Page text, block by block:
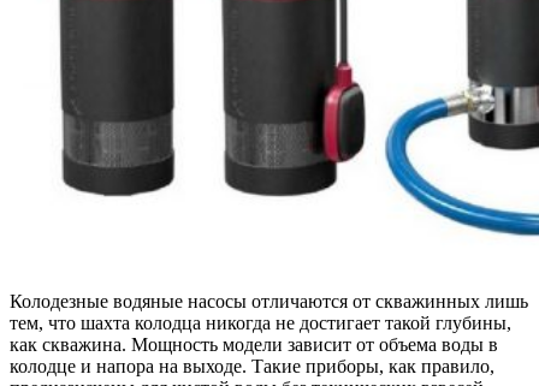
Колодезные водяные насосы отличаются от скважинных лишь
тем, что шахта колодца никогда не достигает такой глубины,
как скважина. Мощность модели зависит от объема воды в
колодце и напора на выходе. Такие приборы, как правило,